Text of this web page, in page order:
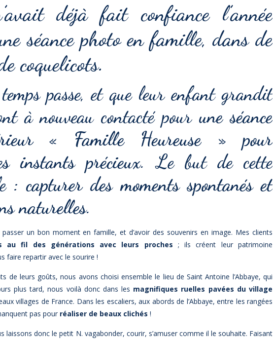
déjà fait confiance l’année
séance photo en famille, dans de
coquelicots.
passe, et que leur enfant grandit
à nouveau contacté pour une séance
« Famille Heureuse » pour
instants précieux. Le but de cette
: capturer des moments spontanés et
naturelles.
un bon moment en famille, et d’avoir des souvenirs en image. Mes clients
au fil des générations avec leurs proches ; ils créent leur patrimoine
faire repartir avec le sourire !
de leurs goûts, nous avons choisi ensemble le lieu deSaint Antoine l’Abbaye, qui
plus tard, nous voilà donc dans les magnifiques ruelles pavées du village
villages de France. Dans les escaliers, aux abords de l’Abbaye, entre les rangées
pas pour réaliser de beaux clichés !
laissons donc le petit N. vagabonder, courir, s’amuser comme il le souhaite. Faisant